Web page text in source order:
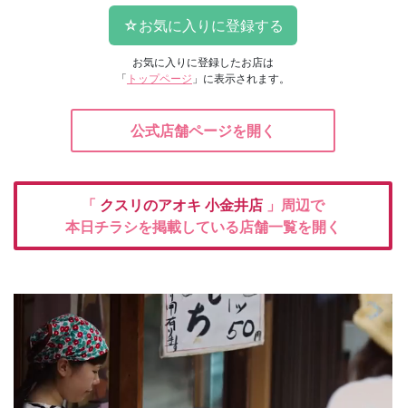
お気に入りに登録したお店は
「 トップページ 」に表示されます。
公式店舗ページを開く
「 クスリのアオキ 小金井店 」周辺で
本日チラシを掲載している店舗一覧を開く